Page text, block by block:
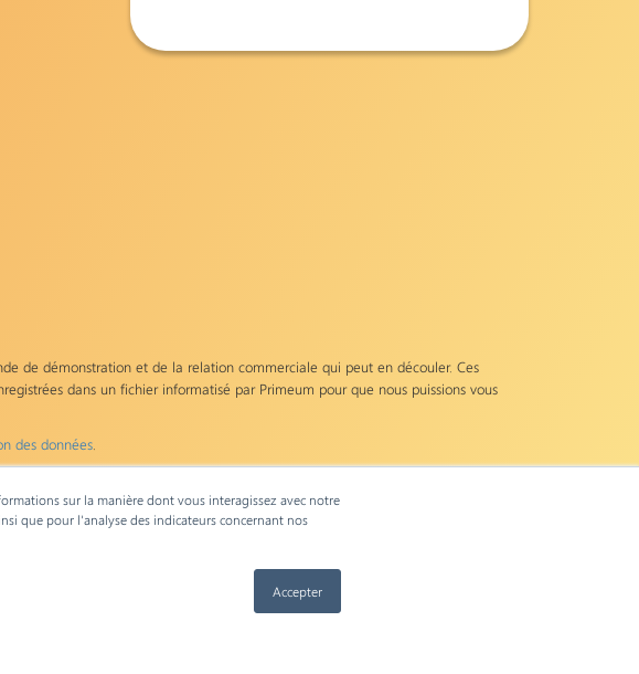
sur la manière dont vous interagissez avec notre
que pour l'analyse des indicateurs concernant nos
Accepter
de démonstration et de la relation commerciale qui peut en découler. Ces
dans un fichier informatisé par Primeum pour que nous puissions vous
des données
44, Avenue Georges Pompidou 92300 Levallois-Perret